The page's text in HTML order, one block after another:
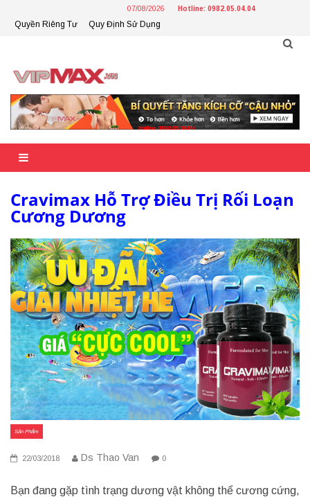
content
07/08/2026 Hotline: 0982.05.04.04
Quyền Riêng Tư Quy Định Sử Dụng
Cravimax Hỗ Trợ Điều Trị Rối Loạn
Cương Dương
Sản Phẩm
22/03/2018 Ds Thao Van 0
Bạn đang gặp tình trạng dương vật không thể cương cứng,